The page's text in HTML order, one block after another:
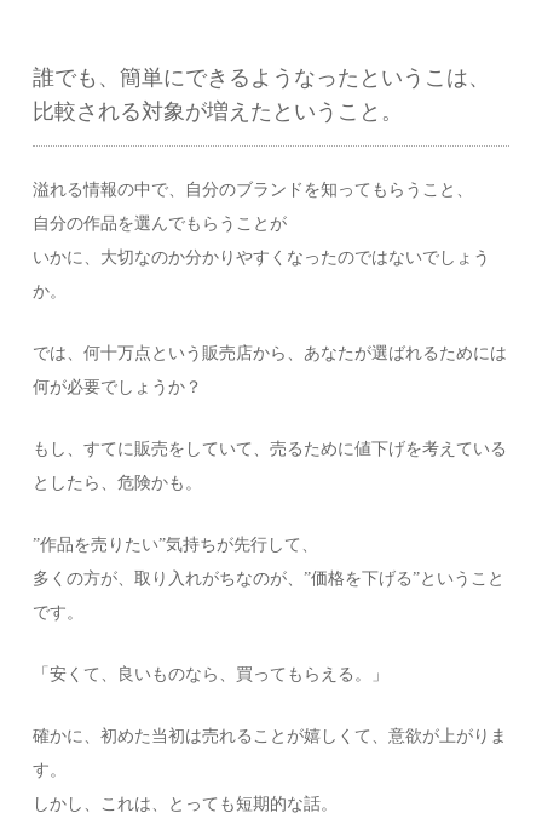
誰でも、簡単にできるようなったというこは、
比較される対象が増えたということ。
溢れる情報の中で、自分のブランドを知ってもらうこと、
自分の作品を選んでもらうことが
いかに、大切なのか分かりやすくなったのではないでしょう
か。
では、何十万点という販売店から、あなたが選ばれるためには
何が必要でしょうか？
もし、すてに販売をしていて、売るために値下げを考えている
としたら、危険かも。
”作品を売りたい”気持ちが先行して、
多くの方が、取り入れがちなのが、”価格を下げる”ということ
です。
「安くて、良いものなら、買ってもらえる。」
確かに、初めた当初は売れることが嬉しくて、意欲が上がりま
す。
しかし、これは、とっても短期的な話。